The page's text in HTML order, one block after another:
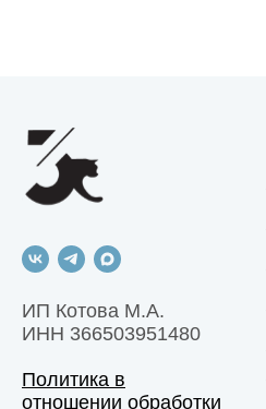
ИП Котова М.А.
ИНН 366503951480
Политика в
отношении обработки